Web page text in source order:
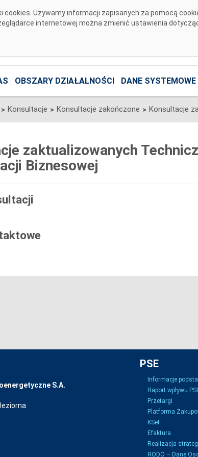
cookies. Używamy informacji zapisanych za pomocą
internetowej można zmienić ustawienia
OBSZARY DZIAŁALNOŚCI DANE SYSTEMOWE
> Konsultacje > Konsultacje zakończone >
zaktualizowanych
Biznesowej
S.A.
PSE
Informacje
Raport wpływu
Przetargi
Platforma
KSeF
Efaktura
Realizacja
RODO – Dane